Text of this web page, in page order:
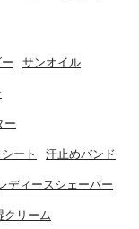
サンオイル
ー
ート 汗止めバンド
ディースシェーバー
クリーム